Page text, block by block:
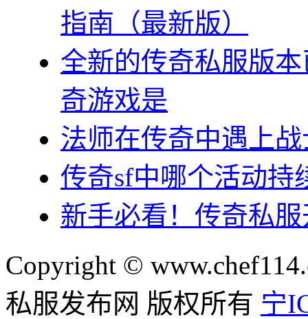
指南（最新版）
全新的传奇私服版
奇游戏是
法师在传奇中遇上
传奇sf中哪个活动持
新手必看！传奇私
Copyright ©
私服发布网 版权所有 宁